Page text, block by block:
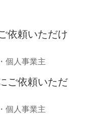
依頼いただけ
個人事業主
ご依頼いただ
個人事業主